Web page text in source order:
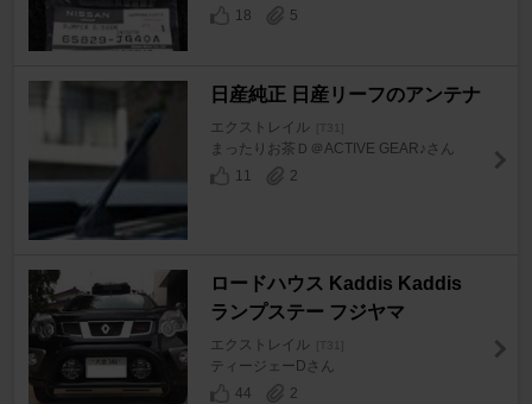
18
5
日産純正 日産リーフのアンテナ
エクストレイル [T31]
まったりお茶Ｄ＠ACTIVE GEAR♪さん
11
2
ロードハウス Kaddis Kaddis
ランプステー フジヤマ
エクストレイル [T31]
ティージェーDさん
44
2